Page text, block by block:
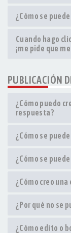
¿Cómo se
Cuando hago
¡me pide que
PUBLICACIÓN
¿Cómo puedo
respuesta?
¿Cómo se
¿Cómo se
¿Cómo creo
¿Por qué no se
¿Cómo edito o